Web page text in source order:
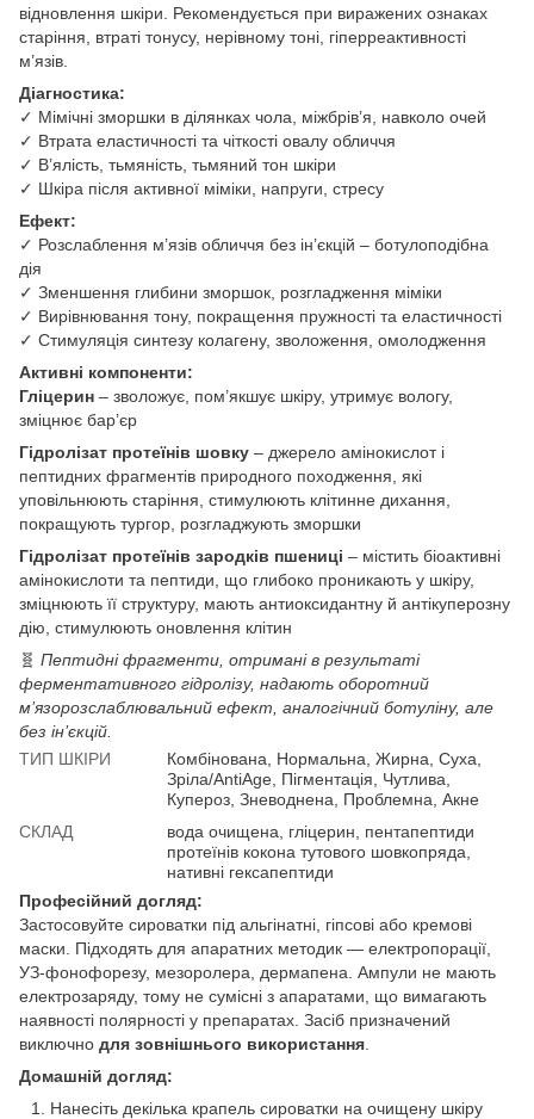
відновлення шкіри. Рекомендується при виражених ознаках
старіння, втраті тонусу, нерівному тоні, гіперреактивності
м’язів.
Діагностика:
✓ Мімічні зморшки в ділянках чола, міжбрів’я, навколо очей
✓ Втрата еластичності та чіткості овалу обличчя
✓ В’ялість, тьмяність, тьмяний тон шкіри
✓ Шкіра після активної міміки, напруги, стресу
Ефект:
✓ Розслаблення м’язів обличчя без ін’єкцій – ботулоподібна
дія
✓ Зменшення глибини зморшок, розгладження міміки
✓ Вирівнювання тону, покращення пружності та еластичності
✓ Стимуляція синтезу колагену, зволоження, омолодження
Активні компоненти:
Гліцерин – зволожує, пом’якшує шкіру, утримує вологу,
зміцнює бар’єр
Гідролізат протеїнів шовку – джерело амінокислот і
пептидних фрагментів природного походження, які
уповільнюють старіння, стимулюють клітинне дихання,
покращують тургор, розгладжують зморшки
Гідролізат протеїнів зародків пшениці – містить біоактивні
амінокислоти та пептиди, що глибоко проникають у шкіру,
зміцнюють її структуру, мають антиоксидантну й антікуперозну
дію, стимулюють оновлення клітин
🧬 Пептидні фрагменти, отримані в результаті
ферментативного гідролізу, надають оборотний
м’язорозслаблювальний ефект, аналогічний ботуліну, але
без ін’єкцій.
ТИП ШКІРИ
Комбінована, Нормальна, Жирна, Суха,
Зріла/AntiAge, Пігментація, Чутлива,
Купероз, Зневоднена, Проблемна, Акне
СКЛАД
вода очищена, гліцерин, пентапептиди
протеїнів кокона тутового шовкопряда,
нативні гексапептиди
Професійний догляд:
Застосовуйте сироватки під альгінатні, гіпсові або кремові
маски. Підходять для апаратних методик — електропорації,
УЗ-фонофорезу, мезоролера, дермапена. Ампули не мають
електрозаряду, тому не сумісні з апаратами, що вимагають
наявності полярності у препаратах. Засіб призначений
виключно для зовнішнього використання
Домашній догляд:
Нанесіть декілька крапель сироватки на очищену шкіру